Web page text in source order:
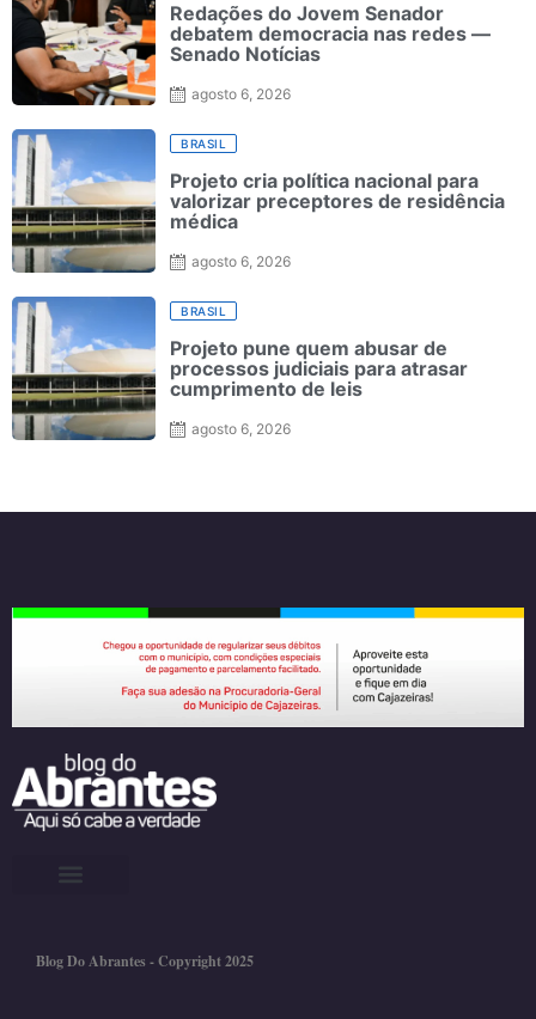
Redações do Jovem Senador
debatem democracia nas redes —
Senado Notícias
agosto 6, 2026
BRASIL
Projeto cria política nacional para
valorizar preceptores de residência
médica
agosto 6, 2026
BRASIL
Projeto pune quem abusar de
processos judiciais para atrasar
cumprimento de leis
agosto 6, 2026
Blog Do Abrantes - Copyright 2025